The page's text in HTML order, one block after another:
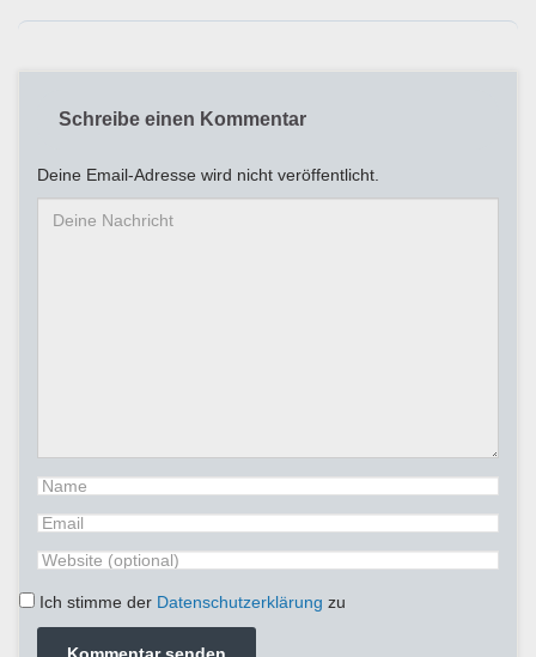
Schreibe einen Kommentar
Deine Email-Adresse wird nicht veröffentlicht.
Ich stimme der Datenschutzerklärung zu